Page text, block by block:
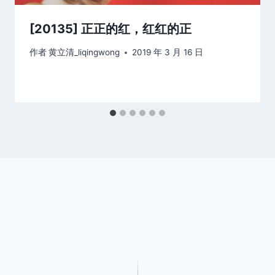
[20135] 正正的红，红红的正
作者黄立清_liqingwong 2019 年 3 月 16 日